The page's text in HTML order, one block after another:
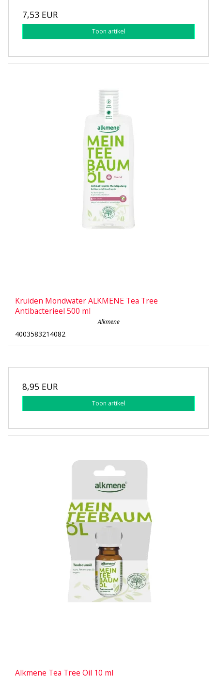
7,53 EUR
Toon artikel
Kruiden Mondwater ALKMENE Tea Tree
Antibacterieel 500 ml
Alkmene
4003583214082
8,95 EUR
Toon artikel
Alkmene Tea Tree Oil 10 ml